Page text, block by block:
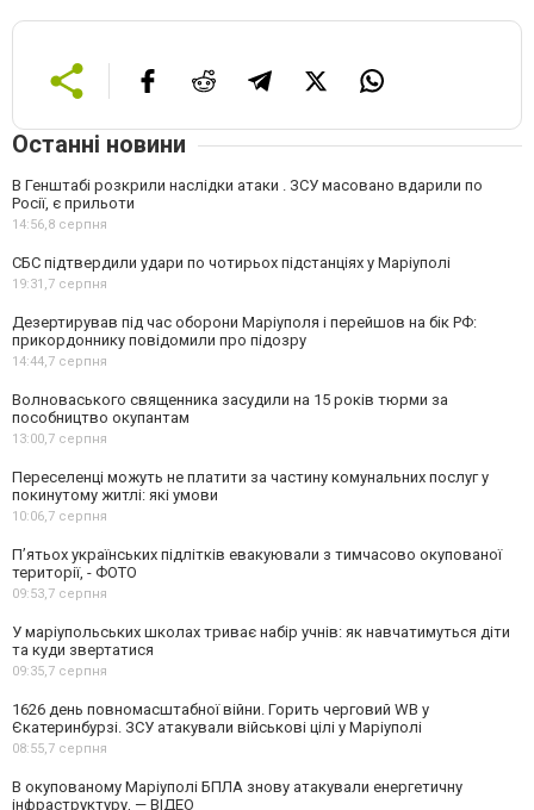
Останні новини
В Генштабі розкрили наслідки атаки . ЗСУ масовано вдарили по
Росії, є прильоти
14:56,8 серпня
СБС підтвердили удари по чотирьох підстанціях у Маріуполі
19:31,7 серпня
Дезертирував під час оборони Маріуполя і перейшов на бік РФ:
прикордоннику повідомили про підозру
14:44,7 серпня
Волноваського священника засудили на 15 років тюрми за
пособництво окупантам
13:00,7 серпня
Переселенці можуть не платити за частину комунальних послуг у
покинутому житлі: які умови
10:06,7 серпня
П’ятьох українських підлітків евакуювали з тимчасово окупованої
території, - ФОТО
09:53,7 серпня
У маріупольських школах триває набір учнів: як навчатимуться діти
та куди звертатися
09:35,7 серпня
1626 день повномасштабної війни. Горить черговий WB у
Єкатеринбурзі. ЗСУ атакували військові цілі у Маріуполі
08:55,7 серпня
В окупованому Маріуполі БПЛА знову атакували енергетичну
інфраструктуру, — ВІДЕО